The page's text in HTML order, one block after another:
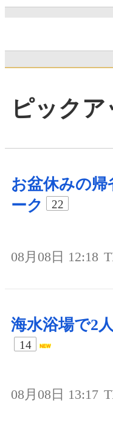
ピックア
お盆休みの
ーク
22
08月08日 12:18
海水浴場で2
14
08月08日 13:17